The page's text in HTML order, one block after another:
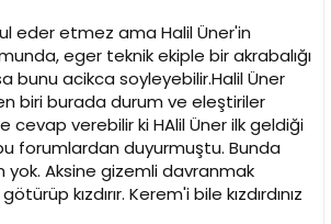
eder etmez ama Halil Üner'in
eger teknik ekiple bir akrabalığı
bunu acikca soyleyebilir.Halil Üner
biri burada durum ve eleştiriler
cevap verebilir ki HAlil Üner ilk geldiği
forumlardan duyurmuştu. Bunda
yok. Aksine gizemli davranmak
kızdırır. Kerem'i bile kızdırdınız